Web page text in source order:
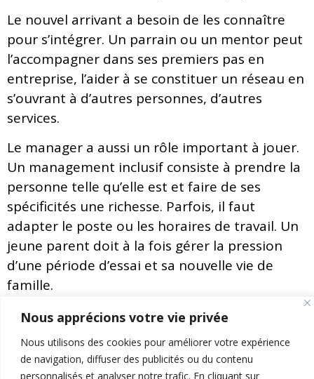
Nous apprécions votre vie privée
Nous utilisons des cookies pour améliorer votre expérience
de navigation, diffuser des publicités ou du contenu
personnalisés et analyser notre trafic. En cliquant sur
Le nouvel arrivant a besoin de les connaître
pour s’intégrer. Un parrain ou un mentor peut
l’accompagner dans ses premiers pas en
entreprise, l’aider à se constituer un réseau en
s’ouvrant à d’autres personnes, d’autres
services.
Le manager a aussi un rôle important à jouer.
Un management inclusif consiste à prendre la
personne telle qu’elle est et faire de ses
spécificités une richesse. Parfois, il faut
adapter le poste ou les horaires de travail. Un
jeune parent doit à la fois gérer la pression
d’une période d’essai et sa nouvelle vie de
famille.
Retrouvez l’entièreté de l’article du magazine Tribune
Verte aux pages 16 et 17 :
https://www.calameo.com/read/
trackersource=library